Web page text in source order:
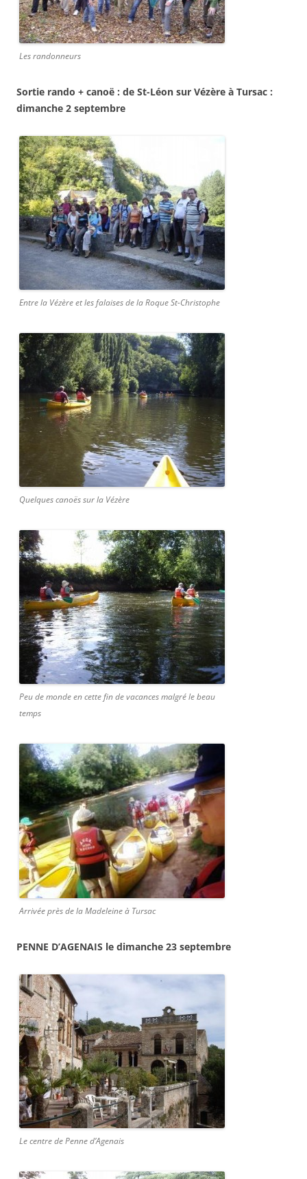
Les randonneurs
Sortie rando + canoë : de St-Léon sur Vézère à Tursac :
dimanche 2 septembre
Entre la Vézère et les falaises de la Roque St-Christophe
Quelques canoës sur la Vézère
Peu de monde en cette fin de vacances malgré le beau
temps
Arrivée près de la Madeleine à Tursac
PENNE D’AGENAIS le dimanche 23 septembre
Le centre de Penne d’Agenais